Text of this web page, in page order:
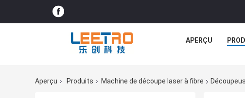
APERÇU
Aperçu Produits Machine de découpe laser à fibre